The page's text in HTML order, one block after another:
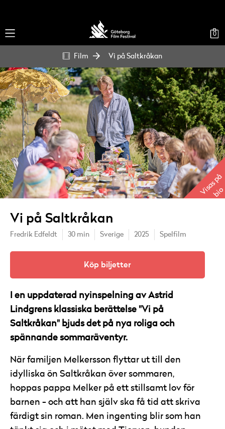
0
Film Vi på Saltkråkan
Visas på
bio
Vi på Saltkråkan
Fredrik Edfeldt 30 min Sverige 2025 Spelfilm
Köp biljetter
I en uppdaterad nyinspelning av Astrid
Lindgrens klassiska berättelse "Vi på
Saltkråkan" bjuds det på nya roliga och
spännande sommaräventyr.
När familjen Melkersson flyttar ut till den
idylliska ön Saltkråkan över sommaren,
hoppas pappa Melker på ett stillsamt lov för
barnen - och att han själv ska få tid att skriva
färdigt sin roman. Men ingenting blir som han